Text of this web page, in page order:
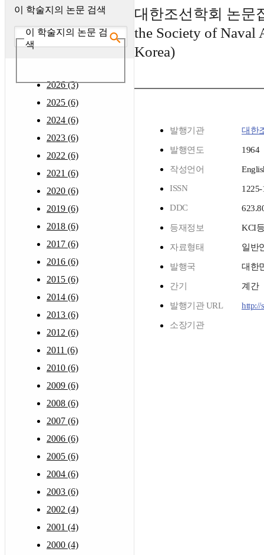
이 학술지의 논문 검색
이 학술지의 논문 검
색
2026 (3)
2025 (6)
2024 (6)
2023 (6)
2022 (6)
2021 (6)
2020 (6)
2019 (6)
2018 (6)
2017 (6)
2016 (6)
2015 (6)
2014 (6)
2013 (6)
2012 (6)
2011 (6)
2010 (6)
2009 (6)
2008 (6)
2007 (6)
2006 (6)
2005 (6)
2004 (6)
2003 (6)
2002 (4)
2001 (4)
2000 (4)
대한조선학회 논문
the Society of Naval
Korea)
발행기관 대한
발행연도 1964
작성언어
ISSN
1225-
DDC
등재정보 KCI
자료형태 일반
발행국 대한
간기 계간
발행기관 URL http://
소장기관